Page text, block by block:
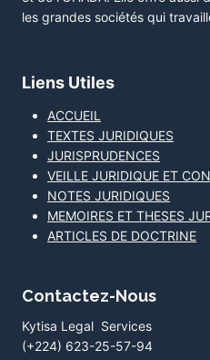
les grandes sociétés qui
Liens Utiles
ACCUEIL
TEXTES JURIDIQUES
JURISPRUDENCES
VEILLE JURIDIQUE ET
NOTES JURIDIQUES
MEMOIRES ET THESES
ARTICLES DE DOCTRINE
Contactez-Nous
Kytisa Legal Services
(+224) 623-25-57-94